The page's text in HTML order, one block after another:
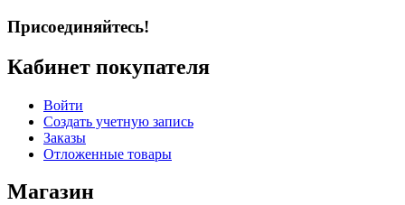
Присоединяйтесь!
Кабинет покупателя
Войти
Создать учетную запись
Заказы
Отложенные товары
Магазин